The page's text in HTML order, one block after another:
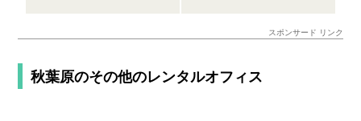
スポンサード リンク
秋葉原のその他のレンタルオフィス